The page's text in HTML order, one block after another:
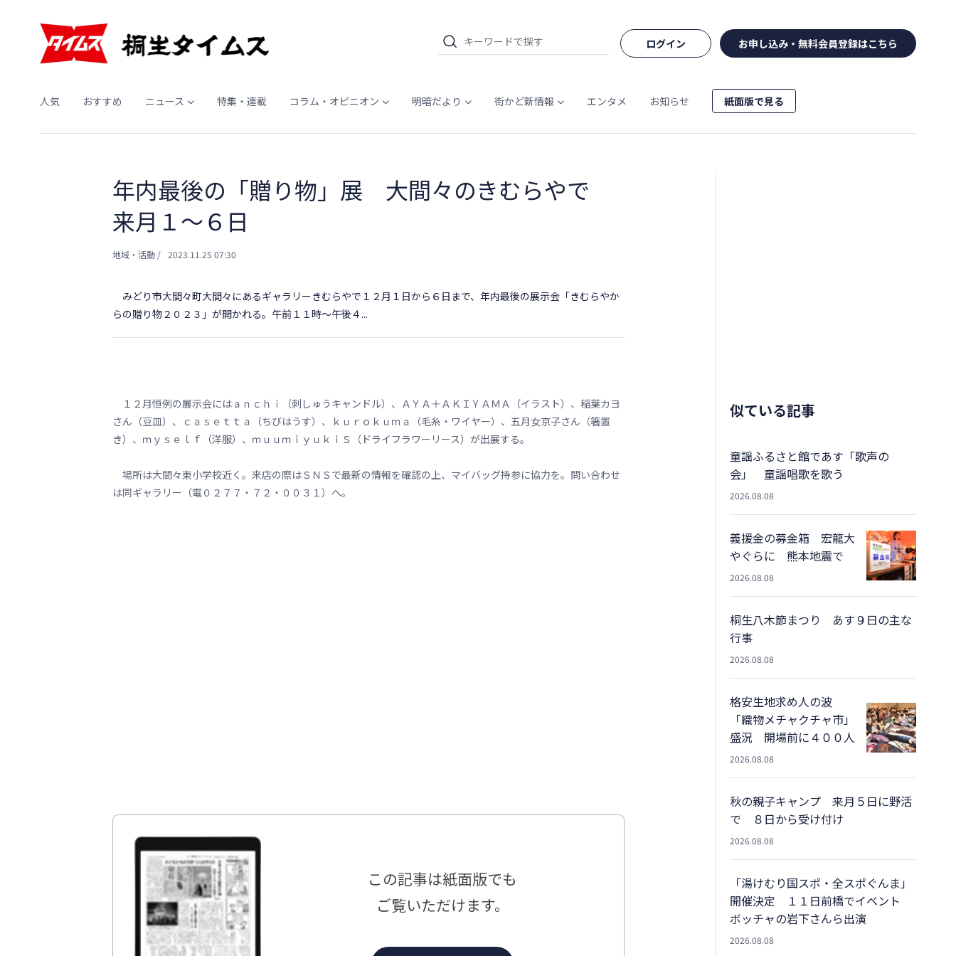
ログイン お申し込み・無料会員登録はこちら
人気 おすすめ ニュース 特集・連載 コラム・オピニオン 明暗だより 街かど新情報 エンタメ お知らせ 紙面版で見る
年内最後の「贈り物」展 大間々のきむらやで
来月１～６日
地域・活動 / 2023.11.25 07:30
みどり市大間々町大間々にあるギャラリーきむらやで１２月１日から６日まで、年内最後の展示会「きむらやか
らの贈り物２０２３」が開かれる。午前１１時～午後４...
１２月恒例の展示会にはａｎｃｈｉ（刺しゅうキャンドル）、ＡＹＡ＋ＡＫＩＹＡＭＡ（イラスト）、稲葉カヨ
さん（豆皿）、ｃａｓｅｔｔａ（ちびはうす）、ｋｕｒｏｋｕｍａ（毛糸・ワイヤー）、五月女京子さん（箸置
き）、ｍｙｓｅｌｆ（洋服）、ｍｕｕｍｉｙｕｋｉＳ（ドライフラワーリース）が出展する。
場所は大間々東小学校近く。来店の際はＳＮＳで最新の情報を確認の上、マイバッグ持参に協力を。問い合わせ
は同ギャラリー（電０２７７・７２・００３１）へ。
この記事は紙面版でも
ご覧いただけます。
似ている記事
童謡ふるさと館であす「歌声の
会」 童謡唱歌を歌う
2026.08.08
義援金の募金箱 宏龍大
やぐらに 熊本地震で
2026.08.08
桐生八木節まつり あす９日の主な
行事
2026.08.08
格安生地求め人の波
「織物メチャクチャ市」
盛況 開場前に４００人
2026.08.08
秋の親子キャンプ 来月５日に野活
で ８日から受け付け
2026.08.08
「湯けむり国スポ・全スポぐんま」
開催決定 １１日前橋でイベント
ボッチャの岩下さんら出演
2026.08.08